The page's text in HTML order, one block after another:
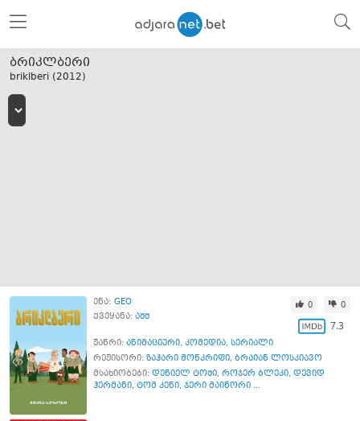
ბრიკლბერი
briklberi (2012)
ენა: GEO
ქვეყანა: აშშ
0 0
7.3
ჟანრი: ანიმაციური, კომედია, სერიალი
რეჟისორი: ზაჰარი მონკრიფი, ბრაიან ლოსკიავო
მსახიობები: დენიელ ტოში, როჯერ ბლეკი, დევიდ
ჰერმანი, ტომ კენი, ჯერი მაინორი ...